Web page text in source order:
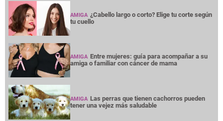
AMIGA ¿Cabello largo o corto? Elige tu corte según
tu cuello
AMIGA Entre mujeres: guía para acompañar a su
amiga o familiar con cáncer de mama
AMIGA Las perras que tienen cachorros pueden
tener una vejez más saludable